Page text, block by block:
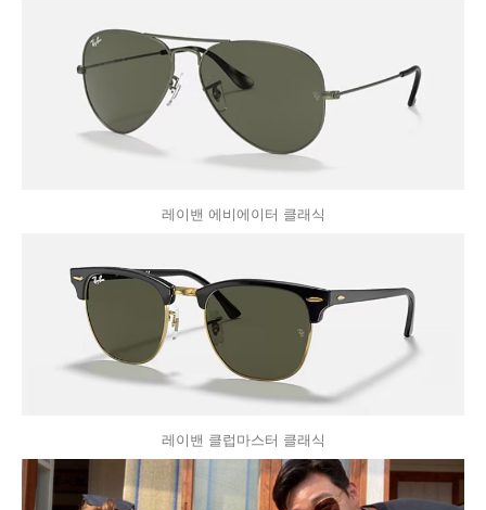
레이밴 에비에이터 클래식
레이밴 클럽마스터 클래식